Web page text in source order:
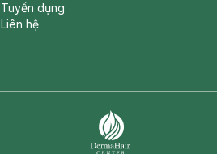
Tuyển dụng
Liên hệ